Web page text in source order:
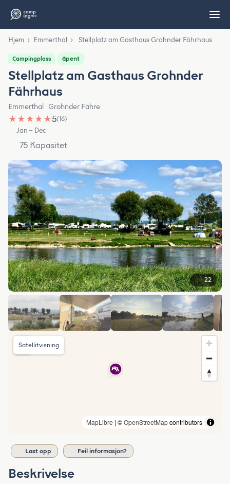
Hjem › Emmerthal › Stellplatz am Gasthaus Grohnder Fährhaus
Campingplass åpent
Stellplatz am Gasthaus Grohnder
Fährhaus
Emmerthal · Grohnder Fähre
★ ★ ★ ★ ★5(16)
Jan – Dec
75 Kapasitet
22
MapLibre | ©OpenStreetMapcontributors
Satellitvisning
Last opp Feil informasjon?
Beskrivelse